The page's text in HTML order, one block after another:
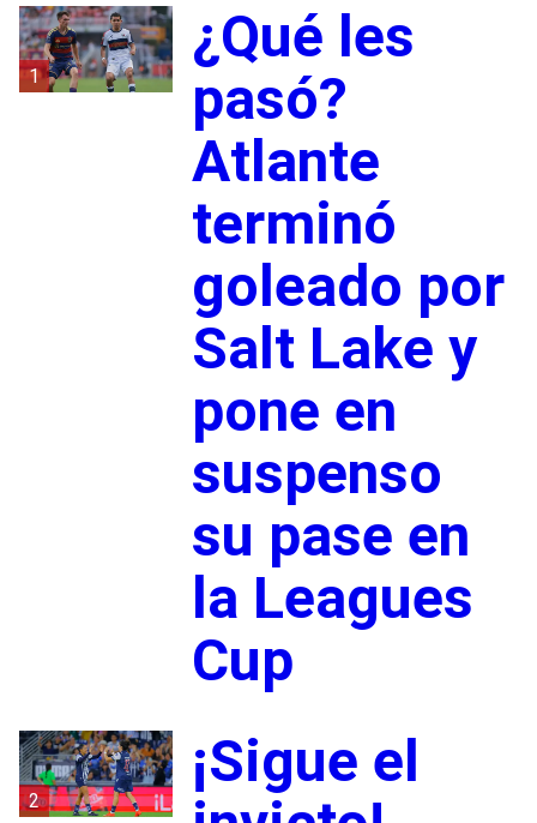
1
¿Qué les
pasó?
Atlante
terminó
goleado por
Salt Lake y
pone en
suspenso
su pase en
la Leagues
Cup
2
¡Sigue el